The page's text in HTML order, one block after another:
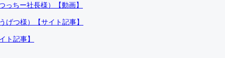
ちー社長様）【動画】
げつ様）【サイト記事】
ト記事】